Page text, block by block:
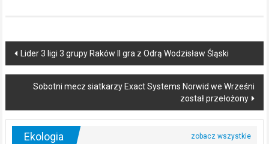
Post
navigation
Lider 3 ligi 3 grupy Raków II gra z Odrą Wodzisław Śląski
Sobotni mecz siatkarzy Exact Systems Norwid we Wrześni
został przełożony
Ekologia